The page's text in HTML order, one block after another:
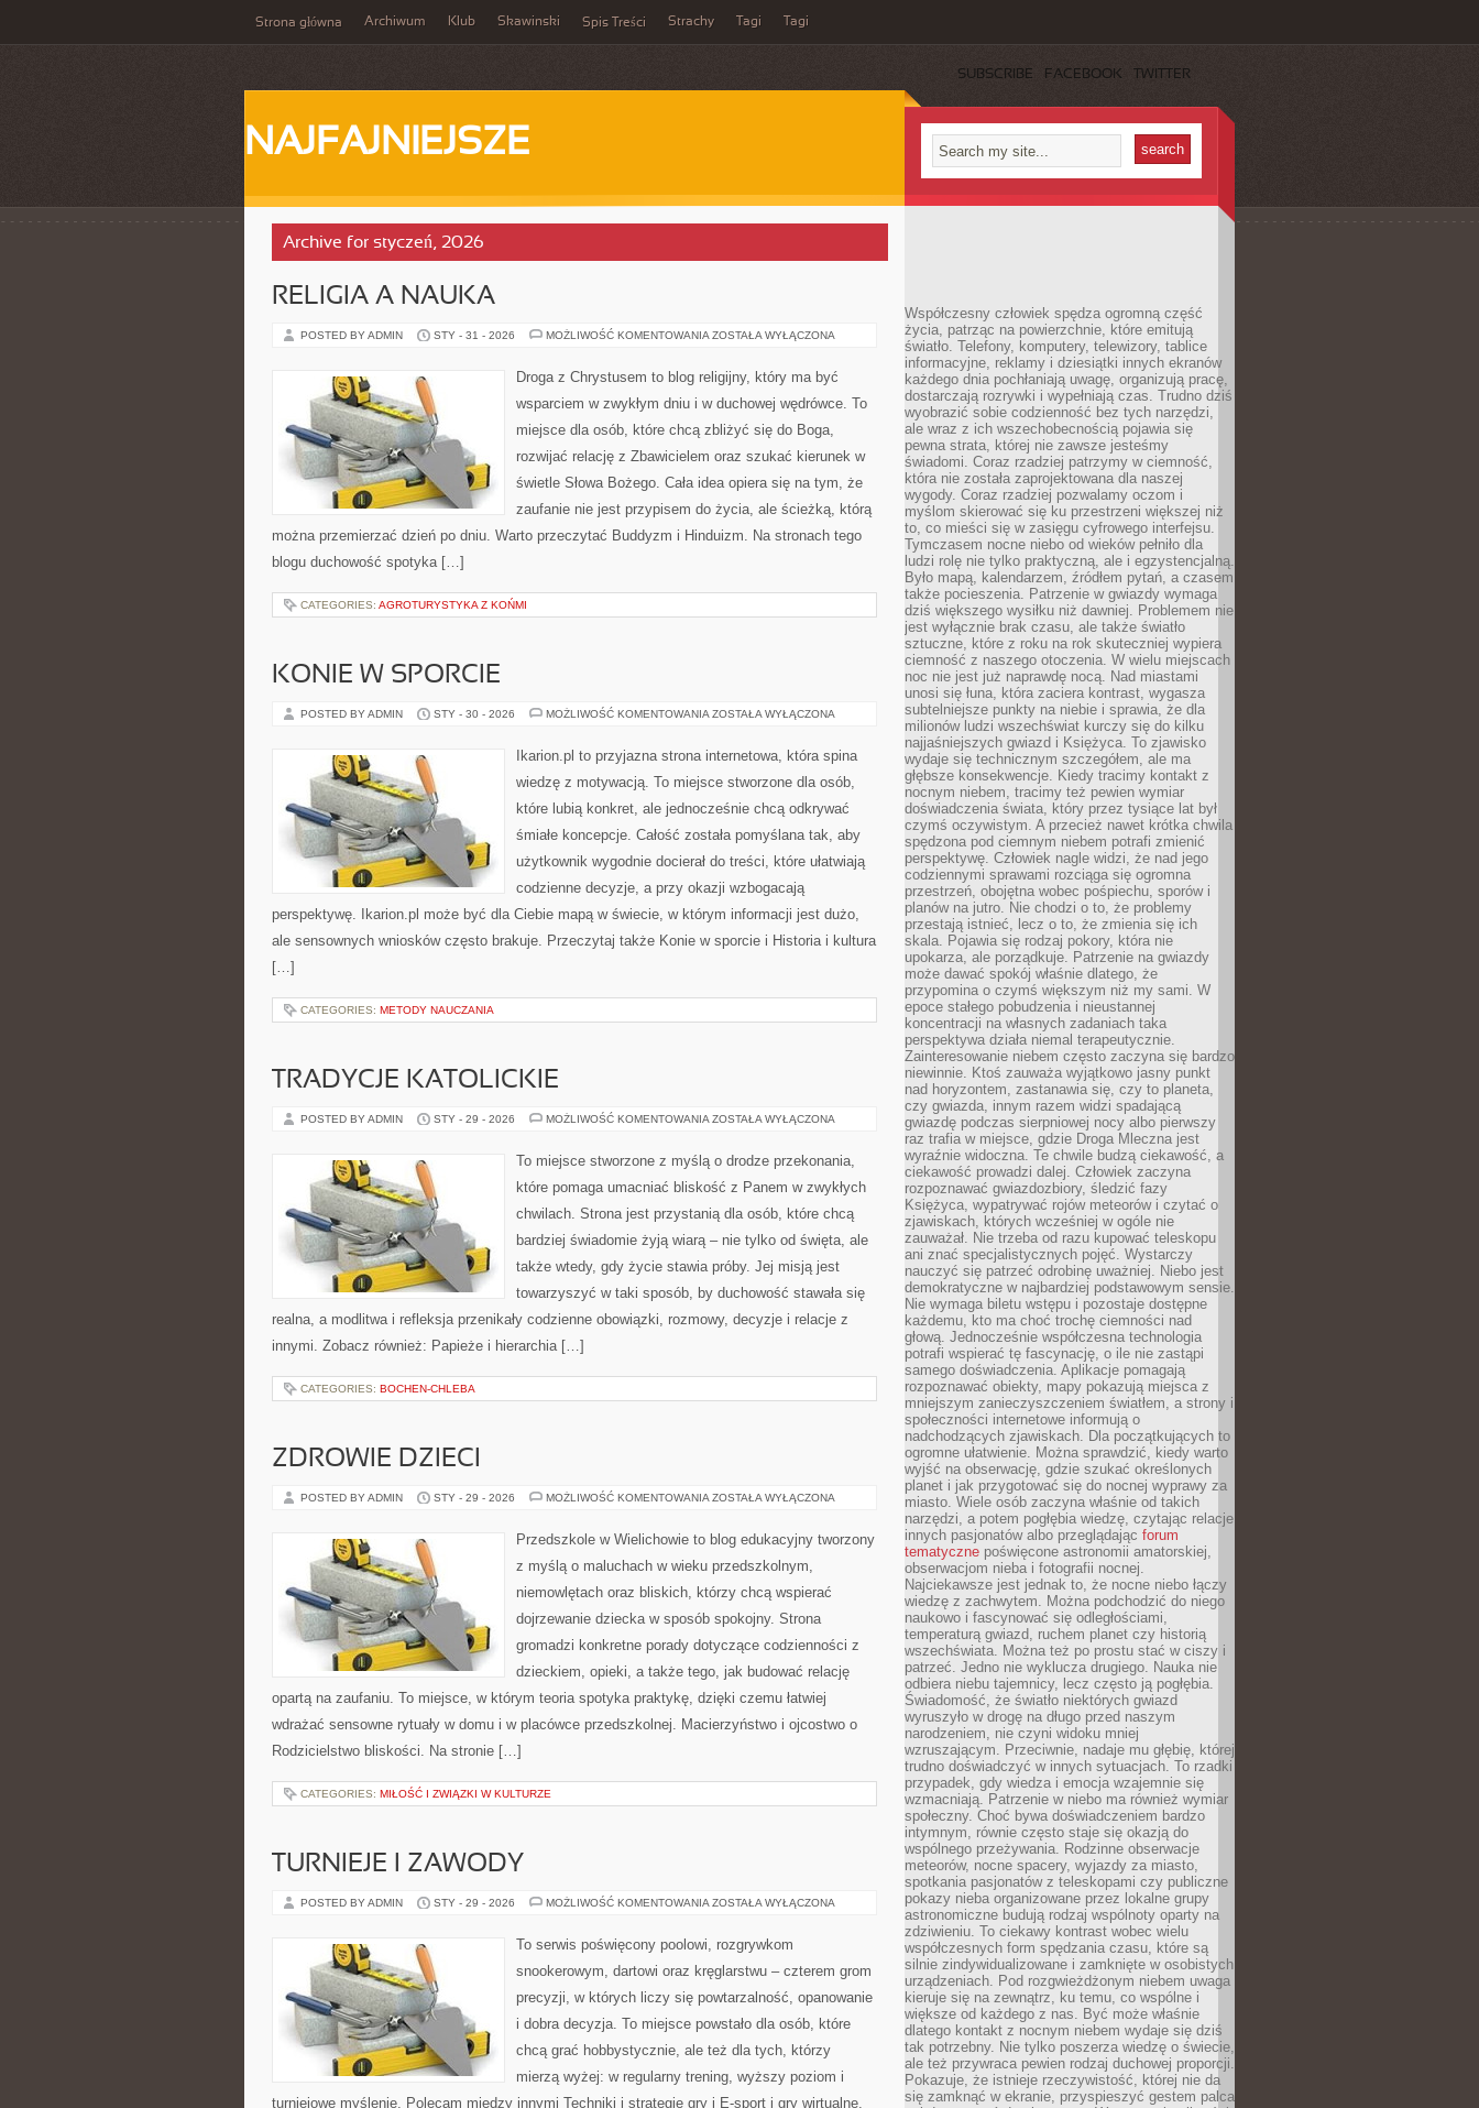
Strona główna Archiwum Klub Skawinski Spis Treści Strachy Tagi Tagi
SUBSCRIBE FACEBOOK TWITTER
NAJFAJNIEJSZE
Archive for styczeń, 2026
RELIGIA A NAUKA
POSTED BY ADMIN STY - 31 - 2026 MOŻLIWOŚĆ KOMENTOWANIA RELIGIA
ZOSTAŁA WYŁĄCZONA
Droga z Chrystusem to blog religijny, który ma być
wsparciem w zwykłym dniu i w duchowej wędrówce. To
miejsce dla osób, które chcą zbliżyć się do Boga,
rozwijać relację z Zbawicielem oraz szukać kierunek w
świetle Słowa Bożego. Cała idea opiera się na tym, że
zaufanie nie jest przypisem do życia, ale ścieżką, którą
można przemierzać dzień po dniu. Warto przeczytać Buddyzm i Hinduizm. Na stronach tego
blogu duchowość spotyka […]
CATEGORIES: AGROTURYSTYKA Z KOŃMI
KONIE W SPORCIE
POSTED BY ADMIN STY - 30 - 2026 MOŻLIWOŚĆ KOMENTOWANIA KONIE
ZOSTAŁA WYŁĄCZONA
Ikarion.pl to przyjazna strona internetowa, która spina
wiedzę z motywacją. To miejsce stworzone dla osób,
które lubią konkret, ale jednocześnie chcą odkrywać
śmiałe koncepcje. Całość została pomyślana tak, aby
użytkownik wygodnie docierał do treści, które ułatwiają
codzienne decyzje, a przy okazji wzbogacają
perspektywę. Ikarion.pl może być dla Ciebie mapą w świecie, w którym informacji jest dużo,
ale sensownych wniosków często brakuje. Przeczytaj także Konie w sporcie i Historia i kultura
[…]
CATEGORIES: METODY NAUCZANIA
TRADYCJE KATOLICKIE
POSTED BY ADMIN STY - 29 - 2026 MOŻLIWOŚĆ KOMENTOWANIA TRADYCJE
ZOSTAŁA WYŁĄCZONA
To miejsce stworzone z myślą o drodze przekonania,
które pomaga umacniać bliskość z Panem w zwykłych
chwilach. Strona jest przystanią dla osób, które chcą
bardziej świadomie żyją wiarą – nie tylko od święta, ale
także wtedy, gdy życie stawia próby. Jej misją jest
towarzyszyć w taki sposób, by duchowość stawała się
realna, a modlitwa i refleksja przenikały codzienne obowiązki, rozmowy, decyzje i relacje z
innymi. Zobacz również: Papieże i hierarchia […]
CATEGORIES: BOCHEN-CHLEBA
ZDROWIE DZIECI
POSTED BY ADMIN STY - 29 - 2026 MOŻLIWOŚĆ KOMENTOWANIA ZDROWIE
ZOSTAŁA WYŁĄCZONA
Przedszkole w Wielichowie to blog edukacyjny tworzony
z myślą o maluchach w wieku przedszkolnym,
niemowlętach oraz bliskich, którzy chcą wspierać
dojrzewanie dziecka w sposób spokojny. Strona
gromadzi konkretne porady dotyczące codzienności z
dzieckiem, opieki, a także tego, jak budować relację
opartą na zaufaniu. To miejsce, w którym teoria spotyka praktykę, dzięki czemu łatwiej
wdrażać sensowne rytuały w domu i w placówce przedszkolnej. Macierzyństwo i ojcostwo o
Rodzicielstwo bliskości. Na stronie […]
CATEGORIES: MIŁOŚĆ I ZWIĄZKI W KULTURZE
TURNIEJE I ZAWODY
POSTED BY ADMIN STY - 29 - 2026 MOŻLIWOŚĆ KOMENTOWANIA TURNIEJE
ZOSTAŁA WYŁĄCZONA
To serwis poświęcony poolowi, rozgrywkom
snookerowym, dartowi oraz kręglarstwu – czterem grom
precyzji, w których liczy się powtarzalność, opanowanie
i dobra decyzja. To miejsce powstało dla osób, które
chcą grać hobbystycznie, ale też dla tych, którzy
mierzą wyżej: w regularny trening, wyższy poziom i
turniejowe myślenie. Polecam między innymi Techniki i strategie gry i E-sport i gry wirtualne.
Współczesny człowiek spędza ogromną część
życia, patrząc na powierzchnie, które emitują
światło. Telefony, komputery, telewizory, tablice
informacyjne, reklamy i dziesiątki innych ekranów
każdego dnia pochłaniają uwagę, organizują pracę,
dostarczają rozrywki i wypełniają czas. Trudno dziś
wyobrazić sobie codzienność bez tych narzędzi,
ale wraz z ich wszechobecnością pojawia się
pewna strata, której nie zawsze jesteśmy
świadomi. Coraz rzadziej patrzymy w ciemność,
która nie została zaprojektowana dla naszej
wygody. Coraz rzadziej pozwalamy oczom i
myślom skierować się ku przestrzeni większej niż
to, co mieści się w zasięgu cyfrowego interfejsu.
Tymczasem nocne niebo od wieków pełniło dla
ludzi rolę nie tylko praktyczną, ale i egzystencjalną.
Było mapą, kalendarzem, źródłem pytań, a czasem
także pocieszenia. Patrzenie w gwiazdy wymaga
dziś większego wysiłku niż dawniej. Problemem nie
jest wyłącznie brak czasu, ale także światło
sztuczne, które z roku na rok skuteczniej wypiera
ciemność z naszego otoczenia. W wielu miejscach
noc nie jest już naprawdę nocą. Nad miastami
unosi się łuna, która zaciera kontrast, wygasza
subtelniejsze punkty na niebie i sprawia, że dla
milionów ludzi wszechświat kurczy się do kilku
najjaśniejszych gwiazd i Księżyca. To zjawisko
wydaje się technicznym szczegółem, ale ma
głębsze konsekwencje. Kiedy tracimy kontakt z
nocnym niebem, tracimy też pewien wymiar
doświadczenia świata, który przez tysiące lat był
czymś oczywistym. A przecież nawet krótka chwila
spędzona pod ciemnym niebem potrafi zmienić
perspektywę. Człowiek nagle widzi, że nad jego
codziennymi sprawami rozciąga się ogromna
przestrzeń, obojętna wobec pośpiechu, sporów i
planów na jutro. Nie chodzi o to, że problemy
przestają istnieć, lecz o to, że zmienia się ich
skala. Pojawia się rodzaj pokory, która nie
upokarza, ale porządkuje. Patrzenie na gwiazdy
może dawać spokój właśnie dlatego, że
przypomina o czymś większym niż my sami. W
epoce stałego pobudzenia i nieustannej
koncentracji na własnych zadaniach taka
perspektywa działa niemal terapeutycznie.
Zainteresowanie niebem często zaczyna się bardzo
niewinnie. Ktoś zauważa wyjątkowo jasny punkt
nad horyzontem, zastanawia się, czy to planeta,
czy gwiazda, innym razem widzi spadającą
gwiazdę podczas sierpniowej nocy albo pierwszy
raz trafia w miejsce, gdzie Droga Mleczna jest
wyraźnie widoczna. Te chwile budzą ciekawość, a
ciekawość prowadzi dalej. Człowiek zaczyna
rozpoznawać gwiazdozbiory, śledzić fazy
Księżyca, wypatrywać rojów meteorów i czytać o
zjawiskach, których wcześniej w ogóle nie
zauważał. Nie trzeba od razu kupować teleskopu
ani znać specjalistycznych pojęć. Wystarczy
nauczyć się patrzeć odrobinę uważniej. Niebo jest
demokratyczne w najbardziej podstawowym sensie.
Nie wymaga biletu wstępu i pozostaje dostępne
każdemu, kto ma choć trochę ciemności nad
głową. Jednocześnie współczesna technologia
potrafi wspierać tę fascynację, o ile nie zastąpi
samego doświadczenia. Aplikacje pomagają
rozpoznawać obiekty, mapy pokazują miejsca z
mniejszym zanieczyszczeniem światłem, a strony i
społeczności internetowe informują o
nadchodzących zjawiskach. Dla początkujących to
ogromne ułatwienie. Można sprawdzić, kiedy warto
wyjść na obserwację, gdzie szukać określonych
planet i jak przygotować się do nocnej wyprawy za
miasto. Wiele osób zaczyna właśnie od takich
narzędzi, a potem pogłębia wiedzę, czytając relacje
innych pasjonatów albo przeglądając forum
tematyczne poświęcone astronomii amatorskiej,
obserwacjom nieba i fotografii nocnej.
Najciekawsze jest jednak to, że nocne niebo łączy
wiedzę z zachwytem. Można podchodzić do niego
naukowo i fascynować się odległościami,
temperaturą gwiazd, ruchem planet czy historią
wszechświata. Można też po prostu stać w ciszy i
patrzeć. Jedno nie wyklucza drugiego. Nauka nie
odbiera niebu tajemnicy, lecz często ją pogłębia.
Świadomość, że światło niektórych gwiazd
wyruszyło w drogę na długo przed naszym
narodzeniem, nie czyni widoku mniej
wzruszającym. Przeciwnie, nadaje mu głębię, której
trudno doświadczyć w innych sytuacjach. To rzadki
przypadek, gdy wiedza i emocja wzajemnie się
wzmacniają. Patrzenie w niebo ma również wymiar
społeczny. Choć bywa doświadczeniem bardzo
intymnym, równie często staje się okazją do
wspólnego przeżywania. Rodzinne obserwacje
meteorów, nocne spacery, wyjazdy za miasto,
spotkania pasjonatów z teleskopami czy publiczne
pokazy nieba organizowane przez lokalne grupy
astronomiczne budują rodzaj wspólnoty oparty na
zdziwieniu. To ciekawy kontrast wobec wielu
współczesnych form spędzania czasu, które są
silnie zindywidualizowane i zamknięte w osobistych
urządzeniach. Pod rozgwieżdżonym niebem uwaga
kieruje się na zewnątrz, ku temu, co wspólne i
większe od każdego z nas. Być może właśnie
dlatego kontakt z nocnym niebem wydaje się dziś
tak potrzebny. Nie tylko poszerza wiedzę o świecie,
ale też przywraca pewien rodzaj duchowej proporcji.
Pokazuje, że istnieje rzeczywistość, której nie da
się zamknąć w ekranie, przyspieszyć gestem palca